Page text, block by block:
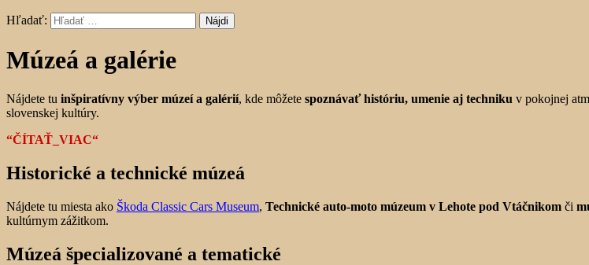
Hľadať:
Múzeá a galérie
Nájdete tu inšpiratívny výber múzeí a galérií, kde môžete spoznávať históriu, umenie aj techniku v pokojnej
slovenskej kultúry.
“ČÍTAŤ_VIAC“
Historické a technické múzeá
Nájdete tu miesta ako Škoda Classic Cars Museum, Technické auto-moto múzeum v Lehote pod Vtáčnikom či
kultúrnym zážitkom.
Múzeá špecializované a tematické